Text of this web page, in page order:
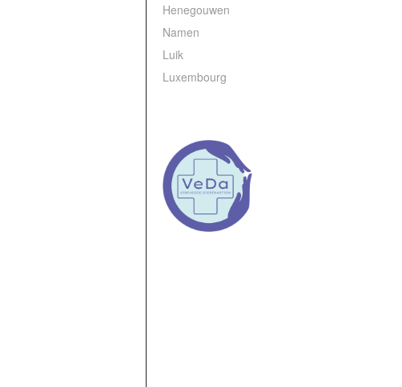
Henegouwen
Namen
Luik
Luxembourg